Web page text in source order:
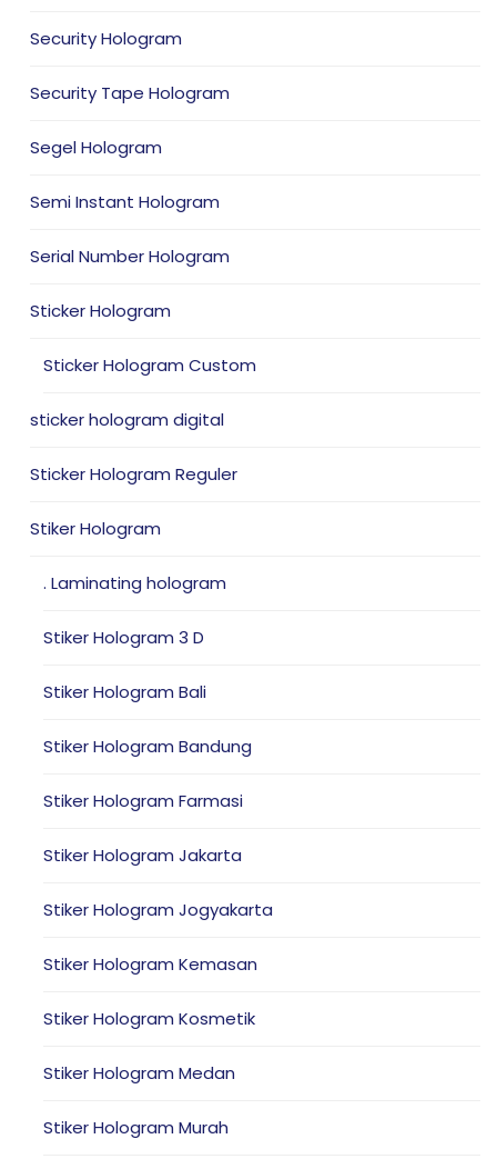
Security Hologram
Security Tape Hologram
Segel Hologram
Semi Instant Hologram
Serial Number Hologram
Sticker Hologram
Sticker Hologram Custom
sticker hologram digital
Sticker Hologram Reguler
Stiker Hologram
. Laminating hologram
Stiker Hologram 3 D
Stiker Hologram Bali
Stiker Hologram Bandung
Stiker Hologram Farmasi
Stiker Hologram Jakarta
Stiker Hologram Jogyakarta
Stiker Hologram Kemasan
Stiker Hologram Kosmetik
Stiker Hologram Medan
Stiker Hologram Murah